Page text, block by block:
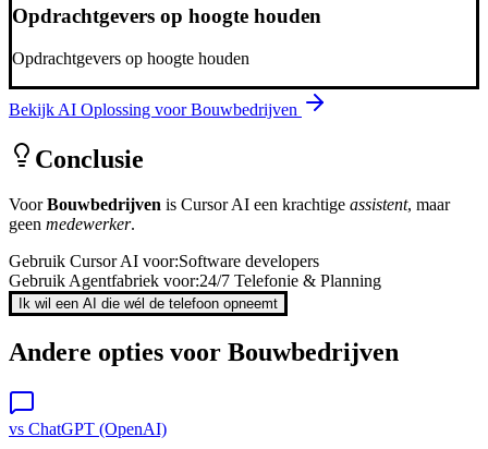
Opdrachtgevers op hoogte houden
Opdrachtgevers op hoogte houden
Bekijk AI Oplossing voorBouwbedrijven
Conclusie
VoorBouwbedrijven is Cursor AI een krachtige assistent, maar
geen medewerker.
Gebruik Cursor AI voor:Software developers
Gebruik Agentfabriek voor:24/7 Telefonie & Planning
Ik wil een AI die wél de telefoon opneemt
Andere opties voor Bouwbedrijven
vs ChatGPT (OpenAI)